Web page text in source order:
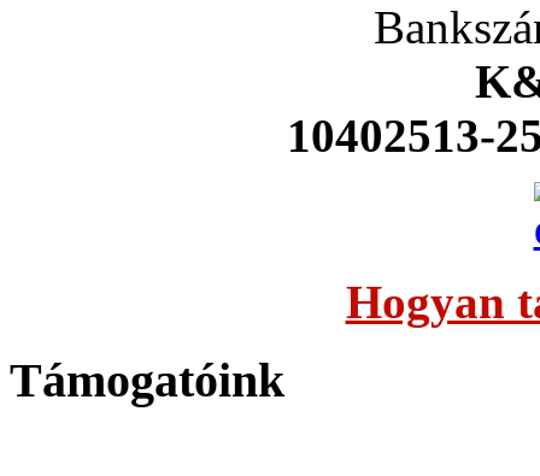
10402513-
Hogyan
Támogatóink